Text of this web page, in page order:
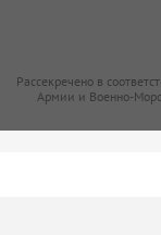
Рассекречено в
Армии и Военно-